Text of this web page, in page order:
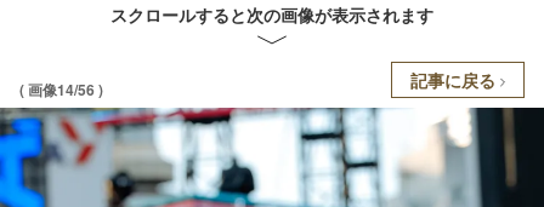
スクロールすると次の画像が表示されます
( 画像14/56 ) 記事に戻る